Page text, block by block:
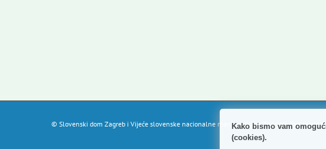
© Slovenski dom Zagreb i Vijeće slovenske nacionalne manjine Grada Zagreba. Sva prava
Kako bismo vam
(cookies).